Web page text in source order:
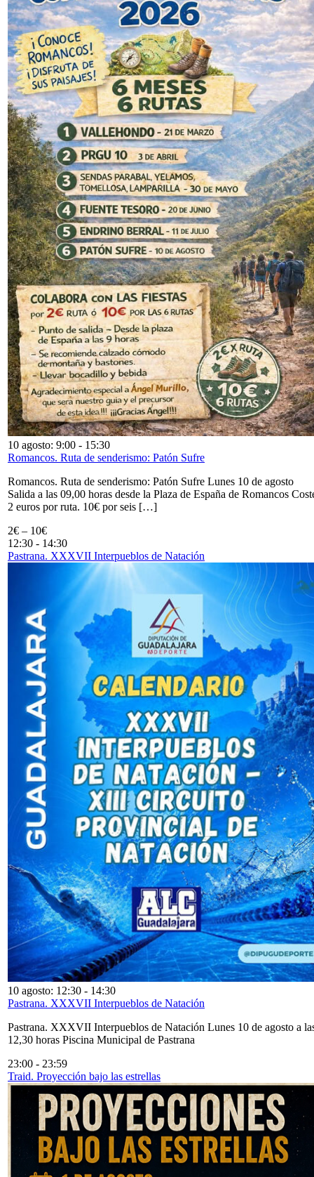
10 agosto: 9:00 - 15:30
Romancos. Ruta de senderismo: Patón Sufre
Romancos. Ruta de senderismo: Patón Sufre Lunes 10 de agosto
Salida a las 09,00 horas desde la Plaza de España de Romancos
2 euros por ruta. 10€ por seis […]
2€ – 10€
12:30 - 14:30
Pastrana. XXXVII Interpueblos de Natación
10 agosto: 12:30 - 14:30
Pastrana. XXXVII Interpueblos de Natación
Pastrana. XXXVII Interpueblos de Natación Lunes 10 de agosto a
12,30 horas Piscina Municipal de Pastrana
23:00 - 23:59
Traid. Proyección bajo las estrellas